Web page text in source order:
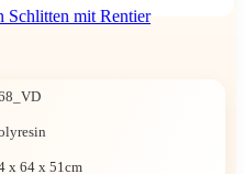
Schlitten mit Rentier
x 64 x 51cm